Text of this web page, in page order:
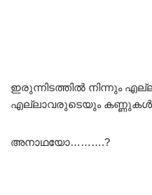
ഇരുന്നിടത്തിൽ നിന്നും
എല്ലാവരുടെയും കണ്ണുകൾ
അനാഥയോ……….?